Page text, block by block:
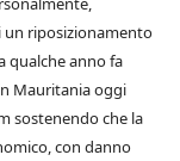
un riposizionamento
qualche anno fa
Mauritania oggi
sostenendo che la
con danno